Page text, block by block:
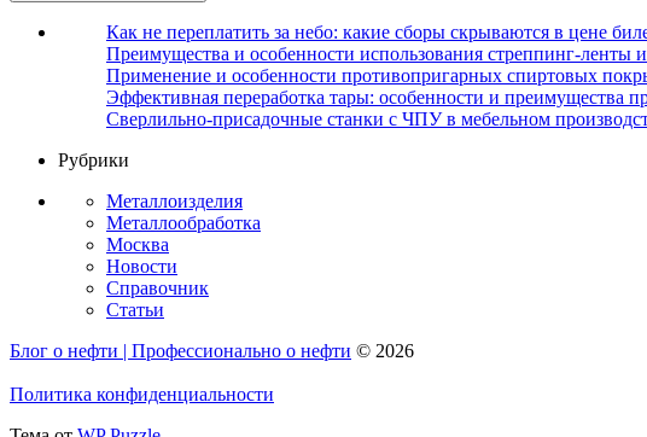
Как не переплатить за небо: какие сборы скрываются в цене
Преимущества и особенности использования стреппинг-ленты
Применение и особенности противопригарных спиртовых
Эффективная переработка тары: особенности и преимущества
Сверлильно-присадочные станки с ЧПУ в мебельном
Рубрики
Металлоизделия
Металлообработка
Москва
Новости
Справочник
Статьи
Блог о нефти | Профессионально о нефти © 2026
Политика конфиденциальности